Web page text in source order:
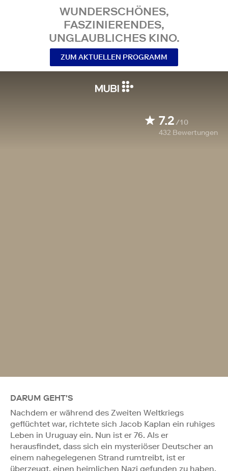
WUNDERSCHÖNES,
FASZINIERENDES,
UNGLAUBLICHES KINO.
ZUM AKTUELLEN PROGRAMM
7.2/10
432 Bewertungen
DARUM GEHT'S
Nachdem er während des Zweiten Weltkriegs
geflüchtet war, richtete sich Jacob Kaplan ein ruhiges
Leben in Uruguay ein. Nun ist er 76. Als er
herausfindet, dass sich ein mysteriöser Deutscher an
einem nahegelegenen Strand rumtreibt, ist er
überzeugt, einen heimlichen Nazi gefunden zu haben.